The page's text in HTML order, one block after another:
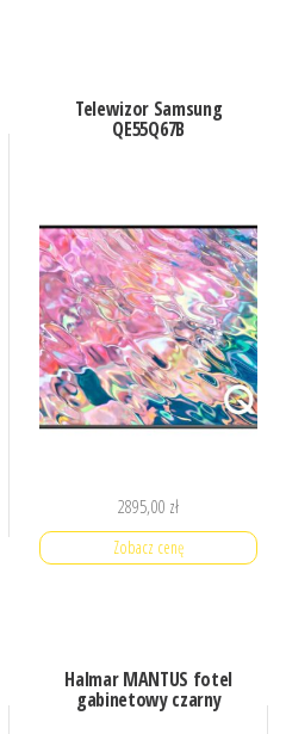
Telewizor Samsung
QE55Q67B
2895,00 zł
Zobacz cenę
Halmar MANTUS fotel
gabinetowy czarny